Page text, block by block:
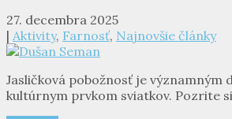
27. decembra 2025
| Aktivity, Farnosť, Najnovšie články
Jasličková pobožnosť je významným
kultúrnym prvkom sviatkov. Pozrite